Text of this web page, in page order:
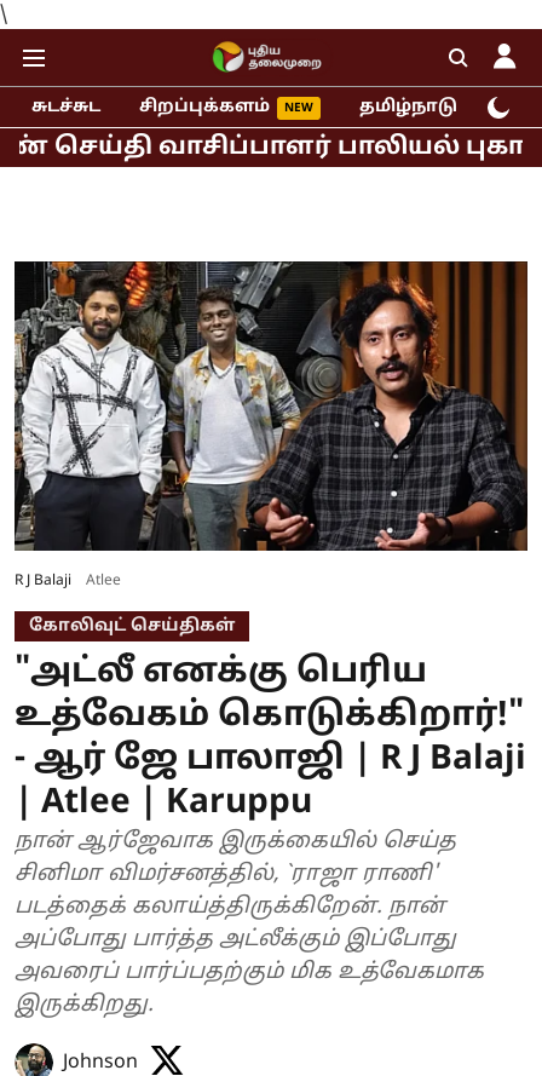
\
சுடச்சுட சிறப்புக்களம் தமிழ்நாடு
வாசிப்பாளர் பாலியல் புகார்!
R J Balaji Atlee
கோலிவுட் செய்திகள்
"அட்லீ எனக்கு பெரிய
உத்வேகம் கொடுக்கிறார்!"
- ஆர் ஜே பாலாஜி | R J Balaji
| Atlee | Karuppu
நான் ஆர்ஜேவாக இருக்கையில் செய்த
சினிமா விமர்சனத்தில், `ராஜா ராணி'
படத்தைக் கலாய்த்திருக்கிறேன். நான்
அப்போது பார்த்த அட்லீக்கும் இப்போது
அவரைப் பார்ப்பதற்கும் மிக உத்வேகமாக
இருக்கிறது.
Johnson